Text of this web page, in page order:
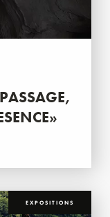
EXPOSITIONS